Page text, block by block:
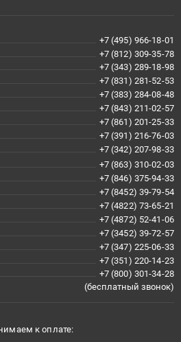
+7 (495) 966-18-01
+7 (812) 309-35-78
+7 (343) 289-18-98
+7 (831) 281-52-53
+7 (383) 284-08-48
+7 (843) 211-02-57
+7 (861) 201-25-33
+7 (391) 216-76-03
+7 (342) 207-98-33
+7 (863) 310-02-03
+7 (846) 375-94-33
+7 (8452) 39-79-54
+7 (4822) 73-65-21
+7 (4872) 52-41-06
+7 (3452) 39-72-57
+7 (347) 225-06-33
+7 (351) 220-14-23
+7 (800) 301-34-28
(бесплатный звонок)
к оплате: